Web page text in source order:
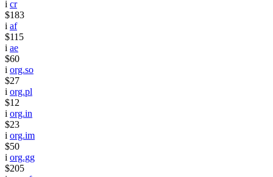
i cr
$183
i af
$115
i ae
$60
i org.so
$27
i org.pl
$12
i org.in
$23
i org.im
$50
i org.gg
$205